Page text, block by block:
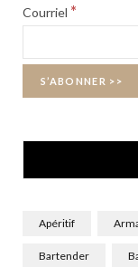
Courriel *
Apéritif
Bartender